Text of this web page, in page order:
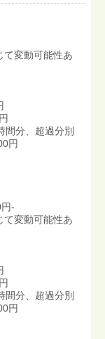
変動可能性あ
間分、超過分別
円
-
変動可能性あ
間分、超過分別
円